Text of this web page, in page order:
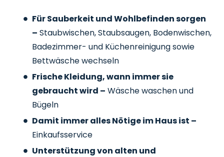
Für Sauberkeit und Wohlbefinden sorgen
– Staubwischen, Staubsaugen, Bodenwischen,
Badezimmer- und Küchenreinigung sowie
Bettwäsche wechseln
Frische Kleidung, wann immer sie
gebraucht wird – Wäsche waschen und
Bügeln
Damit immer alles Nötige im Haus ist –
Einkaufsservice
Unterstützung von alten und